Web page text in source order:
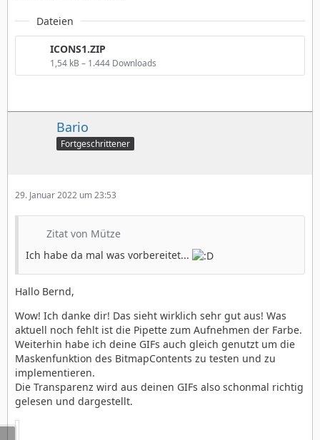
Dateien
ICONS1.ZIP
1,54 kB – 1.444 Downloads
Bario
Fortgeschrittener
29. Januar 2022 um 23:53
Zitat von Mütze
Ich habe da mal was vorbereitet...
Hallo Bernd,
Wow! Ich danke dir! Das sieht wirklich sehr gut aus! Was
aktuell noch fehlt ist die Pipette zum Aufnehmen der Farbe.
Weiterhin habe ich deine GIFs auch gleich genutzt um die
Maskenfunktion des BitmapContents zu testen und zu
implementieren.
Die Transparenz wird aus deinen GIFs also schonmal richtig
gelesen und dargestellt.